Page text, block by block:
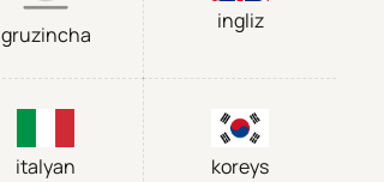
gruzincha
ingliz
italyan koreys